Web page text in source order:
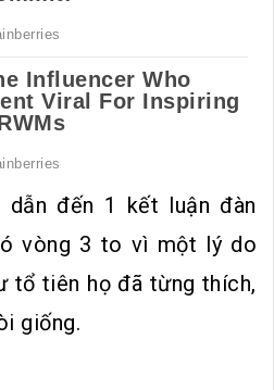
dẫn đến 1 kết luận đàn
vòng 3 to vì một lý do
tổ tiên họ đã từng thích,
giống.